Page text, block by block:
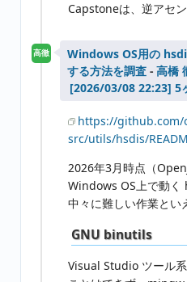
Capstoneは、逆アセ
高徹
Windows OS用の
する方法を調査 - 高橋
5
https://
src/utils/hsdis/
2026年3月時点（
Windows OS上で動く
中々に難しい作業とい
GNU binutils
Visual Studio ツール